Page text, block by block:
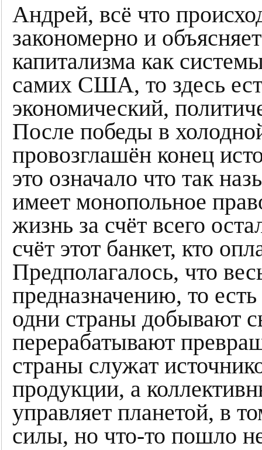
Андрей, всё что
закономерно и
капитализма как
самих США, то здесь
экономический,
После победы в
провозглашён конец
это означало что так
имеет монопольное
жизнь за счёт всего
счёт этот банкет, кто
Предполагалось, что
предназначению, то
одни страны добывают
перерабатывают
страны служат
продукции, а
управляет планетой, в
силы, но что-то пошло